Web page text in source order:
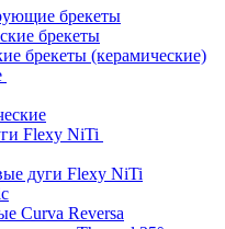
брекеты
брекеты
брекеты (керамические)
Flexy NiTi
дуги Flexy NiTi
Curva Reversa